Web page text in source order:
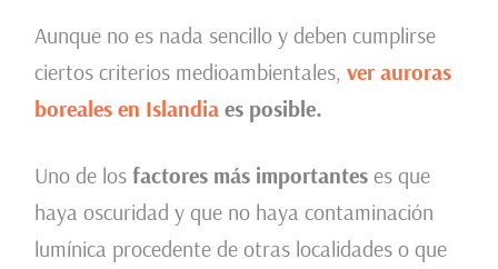
Aunque no es nada sencillo y deben cumplirse
ciertos criterios medioambientales, ver auroras
boreales en Islandia es posible.
Uno de losfactores más importanteses que
haya oscuridad y que no haya contaminación
lumínica procedente de otras localidades o que